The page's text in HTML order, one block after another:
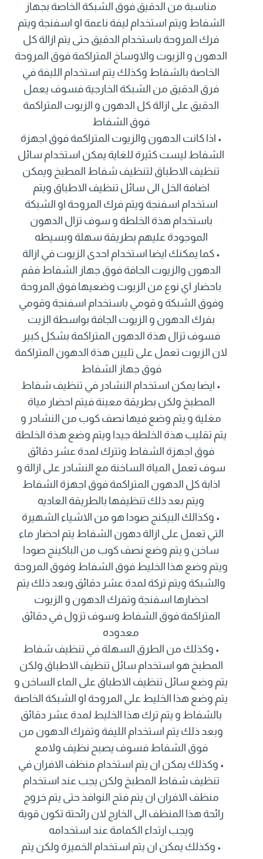
مناسبة من الدقيق فوق الشبكة الخاصة بجهاز
الشفاط ويتم استخدام ليفة ناعمة او اسفنجة ويتم
فرك المروحة باستخدام الدقيق حتى يتم ازالة كل
الدهون و الزيوت والاوساخ المتراكمة فوق المروحة
الخاصة بالشفاط وكذلك يتم استخدام الليفة في
فرق الدقيق من الشبكة الخارجية فسوف يعمل
الدقيق على ازالة كل الدهون و الزيوت المتراكمة
فوق الشفاط
• اذا كانت الدهون والزيوت المتراكمة فوق اجهزة
الشفاط ليست كثيرة للغاية يمكن استخدام سائل
تنظيف الاطباق لتنظيف شفاط المطبخ ويمكن
اضافة الخل الى سائل تنظيف الاطباق ويتم
استخدام اسفنجة ويتم فرك المروحة او الشبكة
باستخدام هذة الخلطة و سوف تزال الدهون
الموجودة عليهم بطريقة سهلة وبسيطه
• كما يمكنك ايضا استخدام احدى الزيوت في ازالة
الدهون والزيوت الجافة فوق جهاز الشفاط فقم
باحضار اي نوع من الزيوت وضعيها فوق المروحة
وفوق الشبكة و قومي باستخدام اسفنجة وقومي
بفرك الدهون و الزيوت الجافة بواسطة الزيت
فسوف تزال هذة الدهون المتراكمة بشكل كبير
لان الزيوت تعمل على تليين هذة الدهون المتراكمة
فوق جهاز الشفاط
• ايضا يمكن استخدام النشادر في تنظيف شفاط
المطبخ ولكن بطريقة معينة فيتم احضار مياة
مغلية و يتم وضع فيها نصف كوب من النشادر و
يتم تقليب هذة الخلطة جيدا ويتم وضع هذة الخلطة
فوق اجهزة الشفاط وتترك لمدة عشر دقائق
سوف تعمل المياة الساخنة مع النشادر على ازالة و
اذابة كل الدهون المتراكمة فوق اجهزة الشفاط
ويتم بعد ذلك تنظيفها بالطريقة العاديه
• وكذالك البيكنج صودا هو من الاشياء الشهيرة
التي تعمل على ازالة دهون الشفاط يتم احضار ماء
ساخن و يتم وضع نصف كوب من الباكينج صودا
ويتم وضع هذا الخليط فوق الشفاط وفوق المروحة
والشبكة ويتم تركة لمدة عشر دقائق وبعد ذلك يتم
احضارها اسفنجة وتفرك الدهون و الزيوت
المتراكمة فوق الشفاط وسوف تزول في دقائق
معدوده
• وكذلك من الطرق السهلة في تنظيف شفاط
المطبخ هو استخدام سائل تنظيف الاطباق ولكن
يتم وضع سائل تنظيف الاطباق على الماء الساخن و
يتم وضع هذا الخليط على المروحة او الشبكة الخاصة
بالشفاط و يتم ترك هذا الخليط لمدة عشر دقائق
وبعد ذلك يتم استخدام الليفة وتفرك الدهون من
فوق الشفاط فسوف يصبح نظيف ولامع
• وكذلك يمكن ان يتم استخدام منظف الافران في
تنظيف شفاط المطبخ ولكن يجب عند استخدام
منظف الافران ان يتم فتح النوافذ حتى يتم خروج
رائحة هذا المنظف الى الخارج لان رائحتة تكون قوية
ويجب ارتداء الكمامة عند استخدامه
• وكذلك يمكن ان يتم استخدام الخميرة ولكن يتم